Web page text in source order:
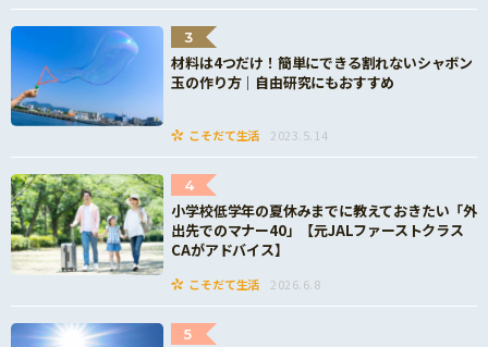
3
材料は4つだけ！簡単にできる割れないシャボン
玉の作り方｜自由研究にもおすすめ
こそだて生活 2023.5.14
4
小学校低学年の夏休みまでに教えておきたい「外
出先でのマナー40」【元JALファーストクラス
CAがアドバイス】
こそだて生活 2026.6.8
5